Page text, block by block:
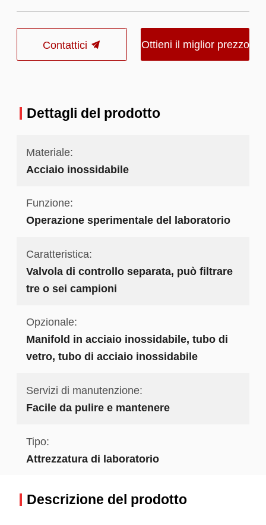
Contattici Ottieni il miglior prezzo
Dettagli del prodotto
Materiale:
Acciaio inossidabile
Funzione:
Operazione sperimentale del laboratorio
Caratteristica:
Valvola di controllo separata, può filtrare
tre o sei campioni
Opzionale:
Manifold in acciaio inossidabile, tubo di
vetro, tubo di acciaio inossidabile
Servizi di manutenzione:
Facile da pulire e mantenere
Tipo:
Attrezzatura di laboratorio
Descrizione del prodotto